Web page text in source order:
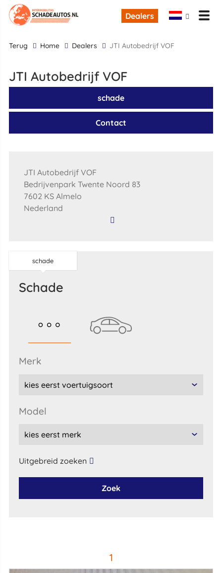
Dealers
terug Home Dealers JTI Autobedrijf VOF
JTI Autobedrijf VOF
schade
Contact
JTI Autobedrijf VOF
Bedrijvenpark Twente Noord 83
7602 KS Almelo
Nederland
schade
schade
merk
model
Uitgebreid zoeken
Zoek
1